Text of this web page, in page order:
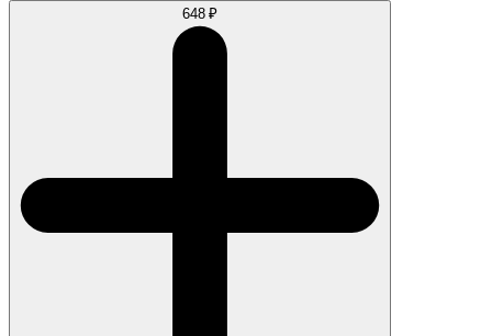
648 ₽